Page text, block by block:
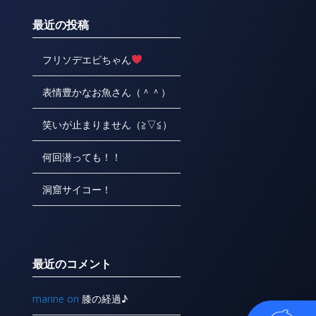
最近の投稿
フリソデエビちゃん
表情豊かなお魚さん（＾＾）
笑いが止まりません（≧▽≦）
何回潜っても！！
洞窟サイコー！
最近のコメント
marine on 膝の経過♪